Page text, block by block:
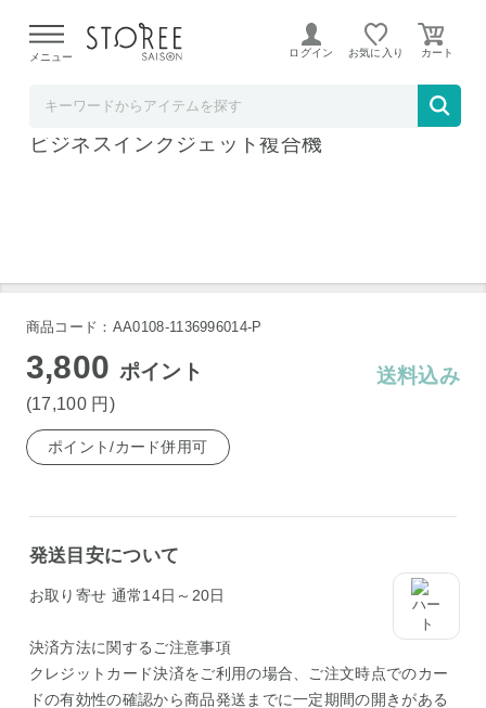
よる配送遅延が発生しております。
メニュー ログイン お気に入り
キヤノン MAXIFYMB2130 A4プリント対応
ビジネスインクジェット複合機
商品コード：AA0108-1136996014-P
3,800 ポイント
(17,100 円 )
送料込み
ポイント/カード併用可
発送目安について
お取り寄せ 通常14日～20日
決済方法に関するご注意事項
クレジットカード決済をご利用の場合、ご注文時点でのカー
ドの有効性の確認から商品発送までに一定期間の開きがある